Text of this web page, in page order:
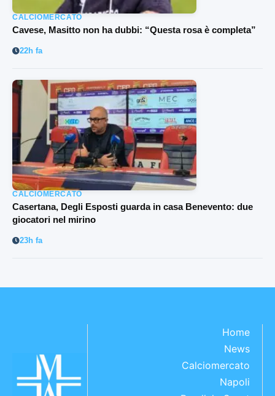
CALCIOMERCATO
Cavese, Masitto non ha dubbi: “Questa rosa è completa”
22h fa
CALCIOMERCATO
Casertana, Degli Esposti guarda in casa Benevento: due
giocatori nel mirino
23h fa
Home
News
Calciomercato
Napoli